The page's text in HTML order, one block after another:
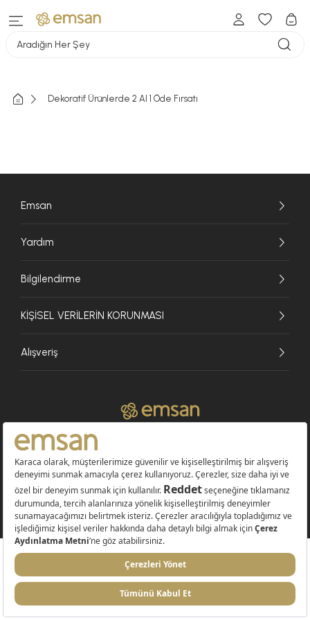
Aradığın Her Şey
Dekoratif Ürünlerde 2 Al 1 Öde Fırsatı
Emsan
Yardım
Bilgilendirme
KİŞİSEL VERİLERİN KORUNMASI
Alışveriş
© 2026 EMSAN A.Ş. Tüm Hakları Saklıdır